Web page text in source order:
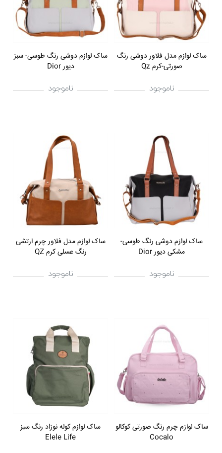
ساک لوازم مدل فلاور دوشی رنگ
صورتی-کرم Qz
ناموجود
ساک لوازم دوشی رنگ طوسی- سبز
دیور Dior
ناموجود
ساک لوازم دوشی رنگ طوسی-
مشکی دیور Dior
ناموجود
ساک لوازم مدل فلاور چرم ارتشی
رنگ عسلی کرم QZ
ناموجود
ساک لوازم چرم رنگ صورتی کوکالو
Cocalo
ساک لوازم کوله نوزاد رنگ سبز
Elele Life